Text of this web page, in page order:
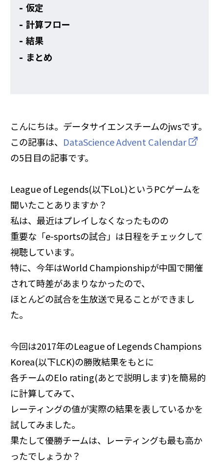
仮定
計算フロー
結果
まとめ
こんにちは。データサイエンスチームのjwsです。
この記事は、 DataScience Advent Calendar
の5日目の記事です。
League of Legends(以下LoL)というPCゲームを
聞いたことありますか？
私は、最近はプレイしなくなったものの
重要な「e-sportsの試合」は日程をチェックして
視聴しています。
特に、今年はWorld Championshipが中国で開催
されて時差があまりなかったので、
ほとんどの試合を生放送で見ることができまし
た。
今回は2017年のLeague of Legends Champions
Korea(以下LCK)の勝敗結果をもとに
各チームのElo rating(あとで説明します)を簡易的
に計算してみて、
レーティングの値が実際の結果を表しているかを
試してみました。
果たして優勝チームは、レーティングも最も高か
ったでしょうか？